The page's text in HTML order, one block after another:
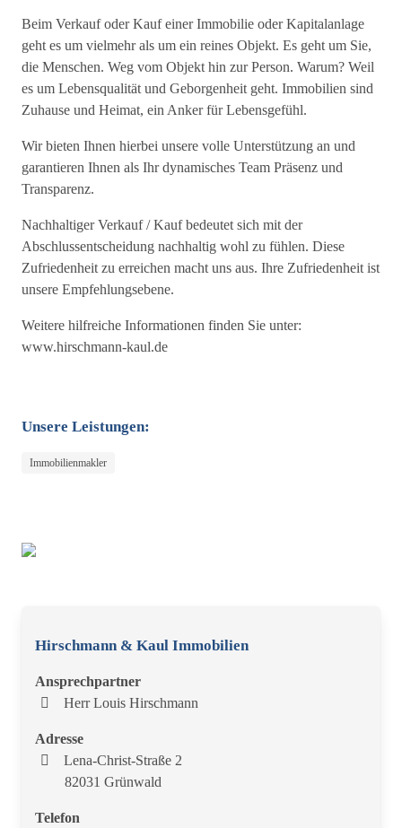
Beim Verkauf oder Kauf einer Immobilie oder Kapitalanlage
geht es um vielmehr als um ein reines Objekt. Es geht um Sie,
die Menschen. Weg vom Objekt hin zur Person. Warum? Weil
es um Lebensqualität und Geborgenheit geht. Immobilien sind
Zuhause und Heimat, ein Anker für Lebensgefühl.
Wir bieten Ihnen hierbei unsere volle Unterstützung an und
garantieren Ihnen als Ihr dynamisches Team Präsenz und
Transparenz.
Nachhaltiger Verkauf / Kauf bedeutet sich mit der
Abschlussentscheidung nachhaltig wohl zu fühlen. Diese
Zufriedenheit zu erreichen macht uns aus. Ihre Zufriedenheit ist
unsere Empfehlungsebene.
Weitere hilfreiche Informationen finden Sie unter:
www.hirschmann-kaul.de
Unsere Leistungen:
Immobilienmakler
Hirschmann & Kaul Immobilien
Ansprechpartner
Herr Louis Hirschmann
Adresse
Lena-Christ-Straße 2
82031 Grünwald
Telefon